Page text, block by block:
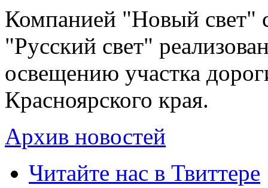
Компанией "Новый свет"
"Русский свет"
освещению участка
Красноярского края.
Архив новостей
Читайте нас в Твиттере